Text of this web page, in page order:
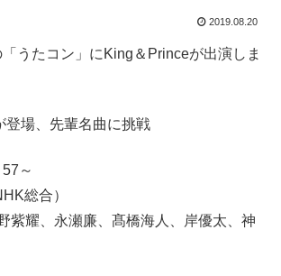
2019.08.20
うたコン」にKing＆Princeが出演しま
場、先輩名曲に挑戦
～
総合）
紫耀、永瀬廉、髙橋海人、岸優太、神